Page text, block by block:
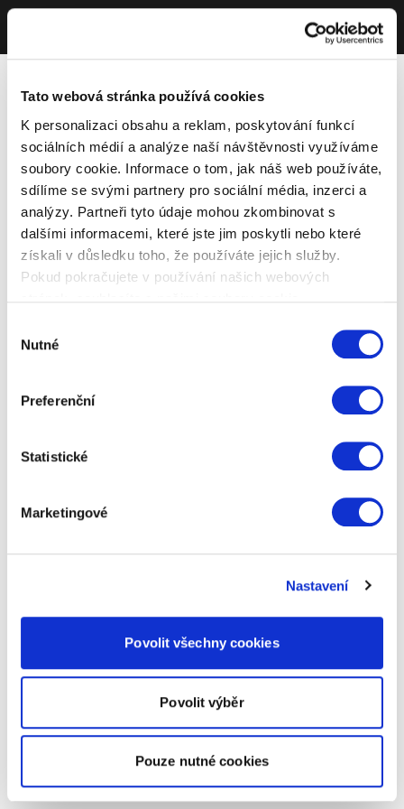
Tato webová stránka používá cookies
K personalizaci obsahu a reklam, poskytování funkcí
sociálních médií a analýze naší návštěvnosti využíváme
soubory cookie. Informace o tom, jak náš web používáte,
sdílíme se svými partnery pro sociální média, inzerci a
analýzy. Partneři tyto údaje mohou zkombinovat s
dalšími informacemi, které jste jim poskytli nebo které
získali v důsledku toho, že používáte jejich služby.
Pokud pokračujete v používání našich webových
souhlasu
Nutné
Preferenční
Statistické
Marketingové
Nastavení
Povolit všechny cookies
Povolit výběr
Pouze nutné cookies